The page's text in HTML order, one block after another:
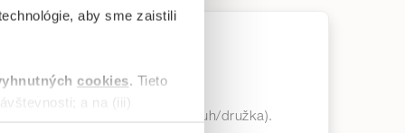
aby sme zaistili
cookies. Tieto
a na (iii)
reklamy na sociálnych
€
pre pár (manžel/manželka, druh/družka).